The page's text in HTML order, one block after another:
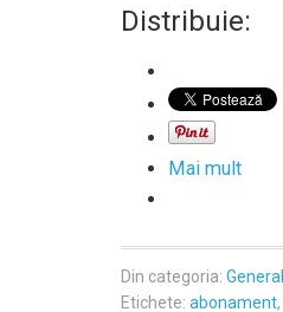
Distribuie:
Mai mult
Din categoria: General
Etichete: abonament,